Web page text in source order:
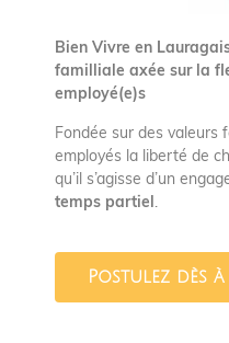
Bien Vivre en
familliale axée sur la
employé(e)s
Fondée sur des valeurs
employés la liberté de
qu’il s’agisse d’un
temps partiel.
Postulez dès